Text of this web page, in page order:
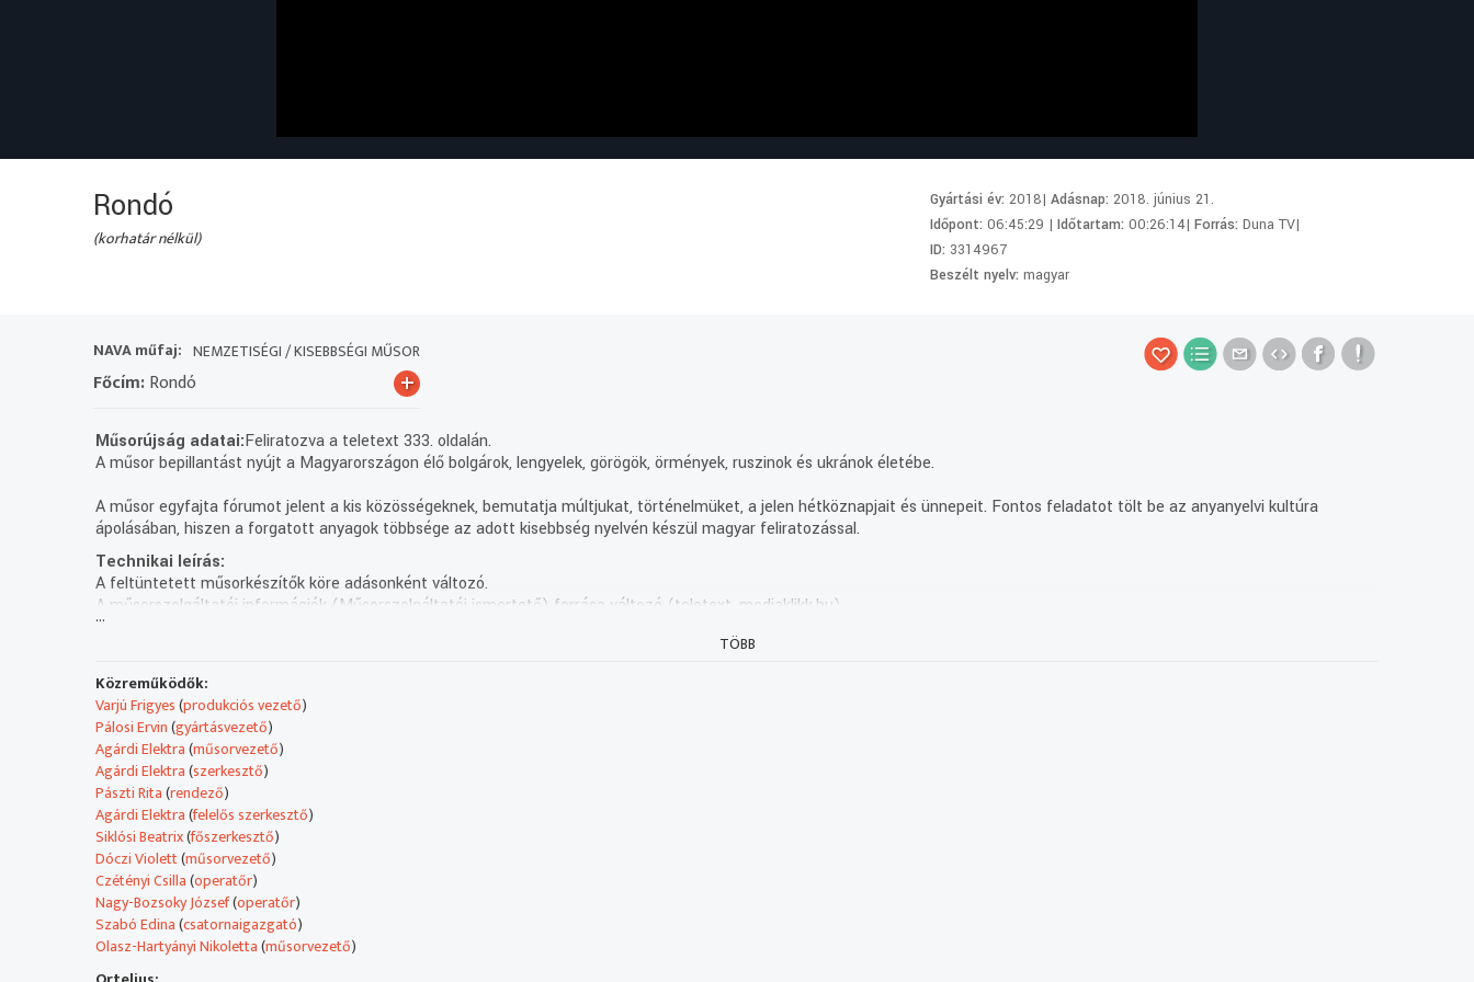
Rondó
(korhatár nélkül)
Gyártási év:2018|Adásnap:2018. június 21.
Időpont:06:45:29 |Időtartam:00:26:14|Forrás:Duna TV|
ID: 3314967
Beszélt nyelv:magyar
NAVA műfaj: NEMZETISÉGI / KISEBBSÉGI MŰSOR
Főcím:Rondó +
Műsorújság adatai:Feliratozva a teletext 333. oldalán.
A műsor bepillantást nyújt a Magyarországon élő bolgárok, lengyelek, görögök, örmények, ruszinok és ukránok életébe.
A műsor egyfajta fórumot jelent a kis közösségeknek, bemutatja múltjukat, történelmüket, a jelen hétköznapjait és ünnepeit. Fontos feladatot tölt be az anyanyelvi kultúra
ápolásában, hiszen a forgatott anyagok többsége az adott kisebbség nyelvén készül magyar feliratozással.
Technikai leírás:
A feltüntetett műsorkészítők köre adásonként változó.
A műsorszolgáltatói információk (Műsorszolgáltatói ismertető) forrása változó (teletext, mediaklikk.hu).
nemzetiség életébe nyerhetnek bepillantást.
A Bolgár Kétnyelvű Nemzetiségi Óvoda idén ünnepli fennállásának
10. évfordulóját. Itt úgy nevelik a gyerekeket,
hogy tiszteljék a másik nemzet érzéseit és gondolatait,
miközben nem felejtik el saját identitásukat.
Ellátogattunk a Bajza utcai épületbe, ahol betekintettünk
a csöppségek egy napjába, és újra éltük az óvodai lét
egyik legszebb ünnepét, a ballagást.
- A magyarországi lengyelek története majdnem olyan régi,
mint a magyaroké a Kárpát-medencében. Az 1860-as évektől
a magyarországi lengyelek létrehozták első társadalmi szervezeteiket,
és ezek folyamatosan működtek. Azonban a II. világháborút követően
nem lehetett az egyesületi életet gyakorolni.
...
TÖBB
Közreműködők:
Varjú Frigyes(produkciós vezető)
Pálosi Ervin(gyártásvezető)
Agárdi Elektra(műsorvezető)
Agárdi Elektra(szerkesztő)
Pászti Rita(rendező)
Agárdi Elektra(felelős szerkesztő)
Siklósi Beatrix(főszerkesztő)
Dóczi Violett(műsorvezető)
Czétényi Csilla(operatőr)
Nagy-Bozsoky József(operatőr)
Szabó Edina(csatornaigazgató)
Olasz-Hartyányi Nikoletta(műsorvezető)